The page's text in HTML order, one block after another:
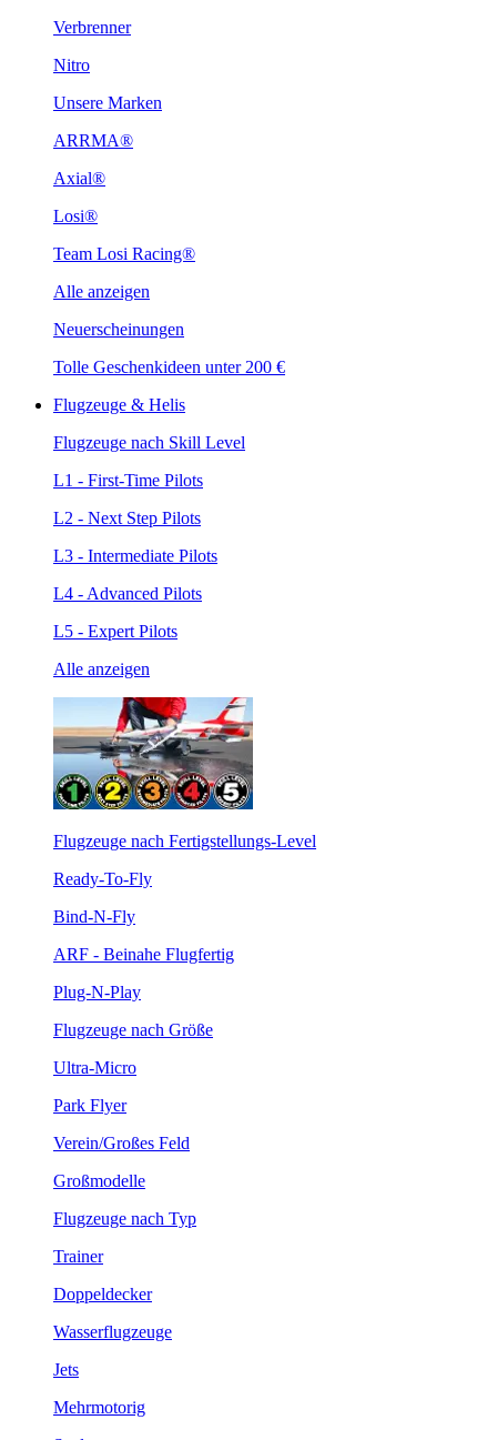
Verbrenner
Nitro
Unsere Marken
ARRMA®
Axial®
Losi®
Team Losi Racing®
Alle anzeigen
Neuerscheinungen
Tolle Geschenkideen unter 200 €
Flugzeuge & Helis
Flugzeuge nach Skill Level
L1 - First-Time Pilots
L2 - Next Step Pilots
L3 - Intermediate Pilots
L4 - Advanced Pilots
L5 - Expert Pilots
Alle anzeigen
Flugzeuge nach Fertigstellungs-Level
Ready-To-Fly
Bind-N-Fly
ARF - Beinahe Flugfertig
Plug-N-Play
Flugzeuge nach Größe
Ultra-Micro
Park Flyer
Verein/Großes Feld
Großmodelle
Flugzeuge nach Typ
Trainer
Doppeldecker
Wasserflugzeuge
Jets
Mehrmotorig